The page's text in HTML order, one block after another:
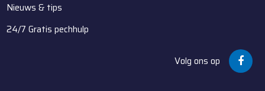
Nieuws & tips
24/7 Gratis pechhulp
Volg ons op